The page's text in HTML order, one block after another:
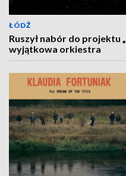
ŁÓDŹ
Ruszył nabór do projektu
wyjątkowa orkiestra